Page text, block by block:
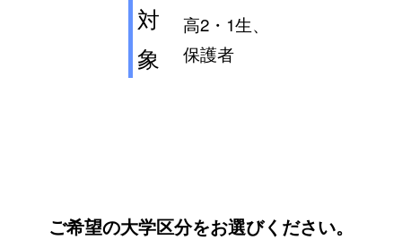
対
象
高2・1生、
保護者
ご希望の大学区分をお選びください。